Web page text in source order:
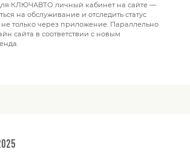
КЛЮЧАВТО личный кабинет на сайте —
на обслуживание и отследить статус
только через приложение. Параллельно
сайта в соответствии с новым